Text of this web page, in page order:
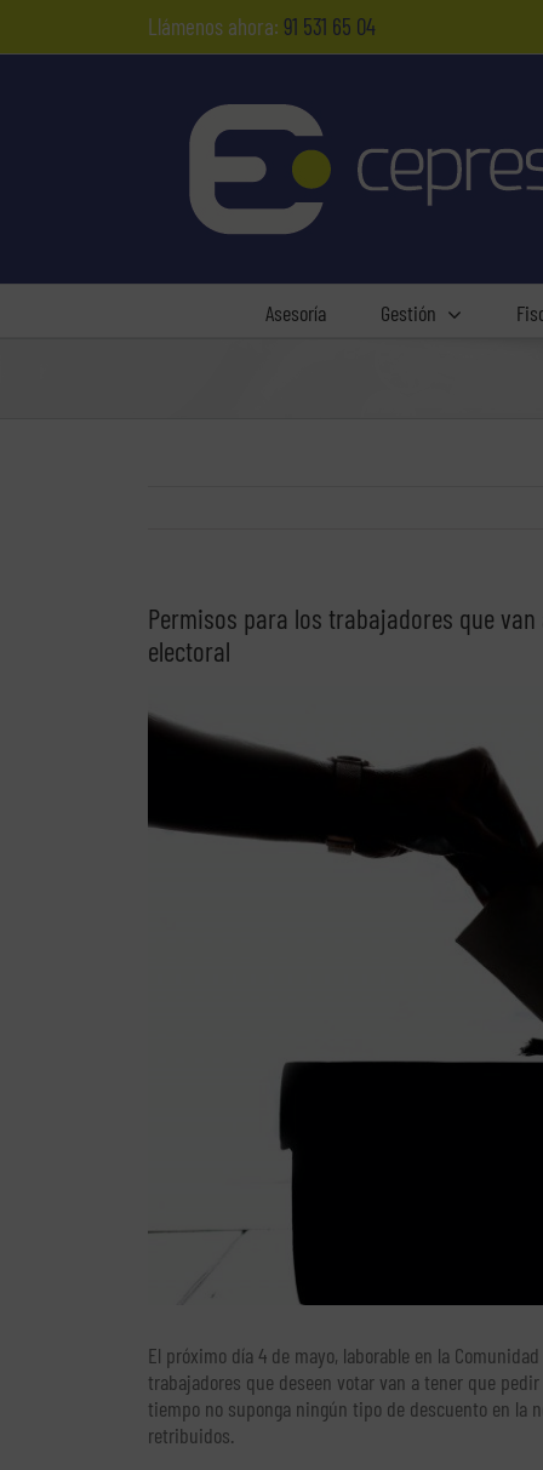
Llámenos ahora: 91 531 65 04
Asesoría Gestión
Permisos para los trabajadores que
electoral
imagen
El próximo día 4 de mayo, laborable en la
trabajadores que deseen votar van a tener que
tiempo no suponga ningún tipo de descuento en la
retribuidos.